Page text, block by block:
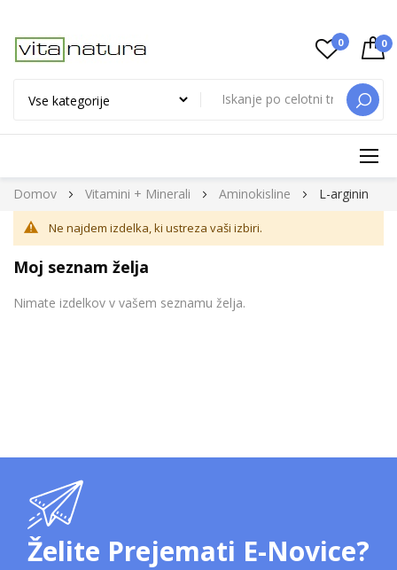
0 0
Preskoči
na
vsebino
Domov Vitamini + Minerali Aminokisline L-arginin
Ne najdem izdelka, ki ustreza vaši izbiri.
Moj seznam želja
Nimate izdelkov v vašem seznamu želja.
Želite Prejemati E-Novice?